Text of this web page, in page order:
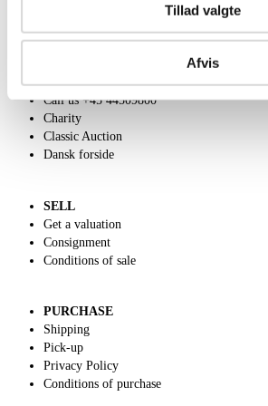
Tillad valgte
Afvis
Contact and Opening Hours
Call us +45 44509800
Charity
Classic Auction
Dansk forside
SELL
Get a valuation
Consignment
Conditions of sale
PURCHASE
Shipping
Pick-up
Privacy Policy
Conditions of purchase